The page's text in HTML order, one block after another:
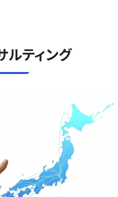
ルティング